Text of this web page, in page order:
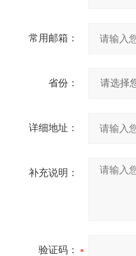
常用邮箱：
省份：
详细地址：
补充说明：
验证码：